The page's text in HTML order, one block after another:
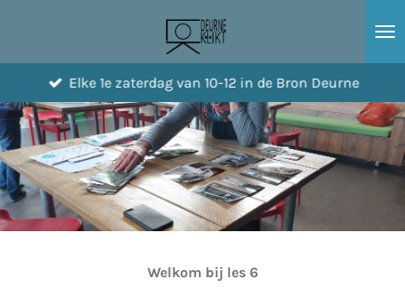
hoofdinhoud
Elke 1e zaterdag van 10-12 in de Bron Deurne
Welkom bij les 6